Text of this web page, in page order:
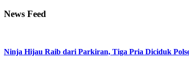
News Feed
Ninja Hijau Raib dari Parkiran, Tiga Pria Diciduk